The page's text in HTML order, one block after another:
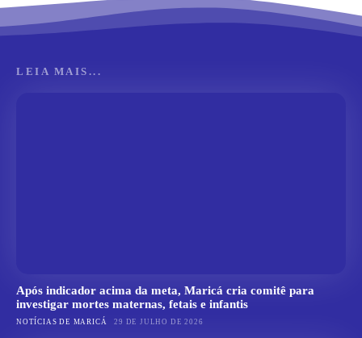
LEIA MAIS...
Após indicador acima da meta, Maricá cria comitê para
investigar mortes maternas, fetais e infantis
NOTÍCIAS DE MARICÁ 29 DE JULHO DE 2026